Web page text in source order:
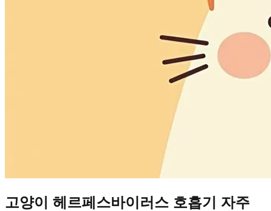
고양이 헤르페스바이러스 호흡기 자주